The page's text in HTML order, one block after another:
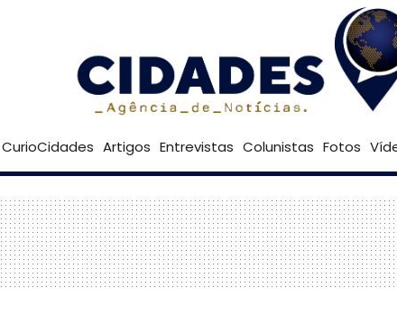
Goiânia 24º
CurioCidades Artigos Entrevistas Colunistas Fotos